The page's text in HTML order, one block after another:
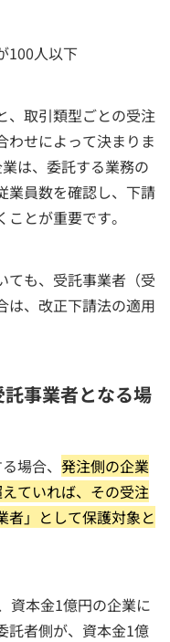
100人以下
、取引類型ごとの受注
わせによって決まりま
は、委託する業務の
業員数を確認し、下請
とが重要です。
ても、受託事業者（受
は、改正下請法の適用
事業者となる場
場合、 発注側の企業
ていれば、その受注
者」として保護対象と
資本金1億円の企業に
託者側が、資本金1億